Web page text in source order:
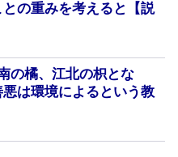
の重みを考えると【説
の橘、江北の枳とな
は環境によるという教